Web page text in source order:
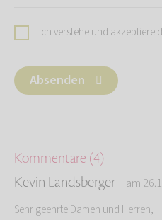
Ich verstehe und akzeptiere
Absenden
Kommentare (4)
Kevin Landsberger am
Sehr geehrte Damen und Herren,